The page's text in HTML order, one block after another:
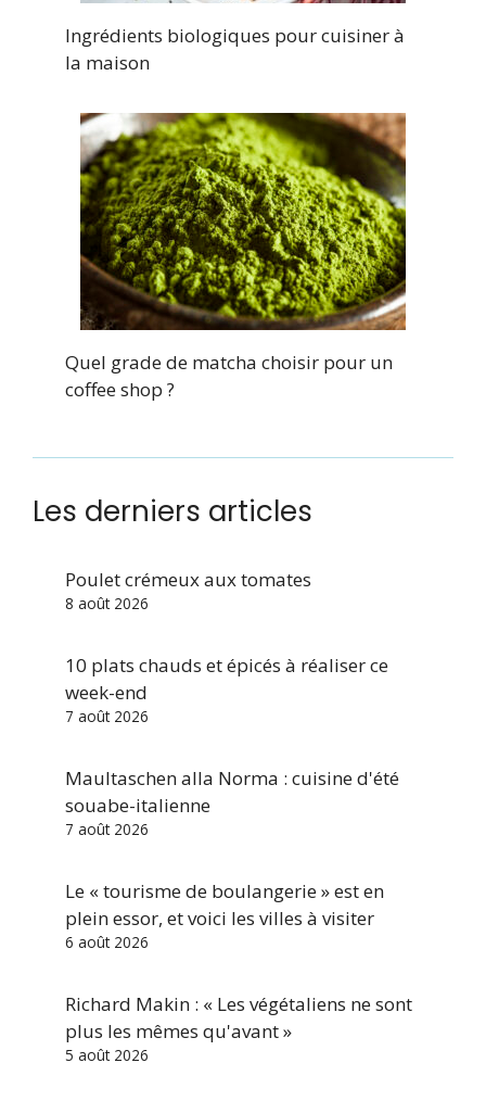
Ingrédients biologiques pour cuisiner à
la maison
Quel grade de matcha choisir pour un
coffee shop ?
Les derniers articles
Poulet crémeux aux tomates
8 août 2026
10 plats chauds et épicés à réaliser ce
week-end
7 août 2026
Maultaschen alla Norma : cuisine d'été
souabe-italienne
7 août 2026
Le « tourisme de boulangerie » est en
plein essor, et voici les villes à visiter
6 août 2026
Richard Makin : « Les végétaliens ne sont
plus les mêmes qu'avant »
5 août 2026